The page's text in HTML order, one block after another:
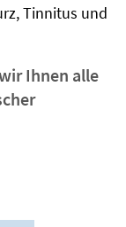
Tinnitus und
Ihnen alle